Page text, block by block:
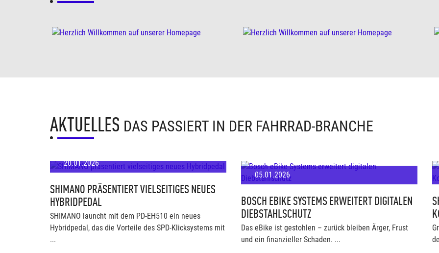
AKTUELLES DAS PASSIERT IN DER FAHRRAD-BRANCHE
20.01.2026
SHIMANO PRÄSENTIERT VIELSEITIGES NEUES
HYBRIDPEDAL
SHIMANO launcht mit dem PD-EH510 ein neues
Hybridpedal, das die Vorteile des SPD-Klicksystems mit
...
05.01.2026
BOSCH EBIKE SYSTEMS ERWEITERT DIGITALEN
DIEBSTAHLSCHUTZ
Das eBike ist gestohlen – zurück bleiben Ärger, Frust
und ein finanzieller Schaden. ...